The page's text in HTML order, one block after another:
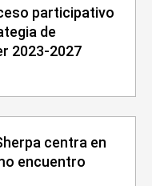
participativo
de
2023-2027
centra en
encuentro